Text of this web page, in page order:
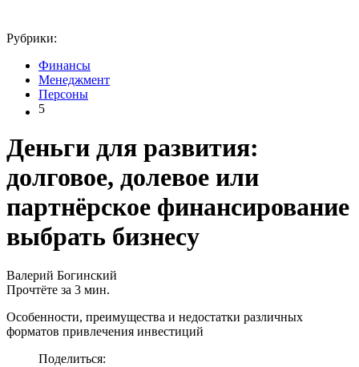
Рубрики:
Финансы
Менеджмент
Персоны
5
Деньги для развития:
долговое, долевое или
партнёрское финансирование
выбрать бизнесу
Валерий Богинский
Прочтёте за 3 мин.
Особенности, преимущества и недостатки различных
форматов привлечения инвестиций
Поделиться: